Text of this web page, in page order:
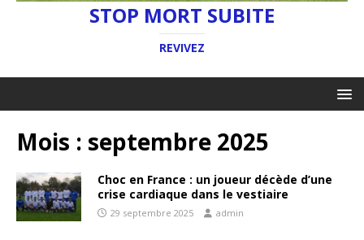
STOP MORT SUBITE
REVIVEZ
Mois : septembre 2025
Choc en France : un joueur décède d’une
crise cardiaque dans le vestiaire
29 septembre 2025 admin